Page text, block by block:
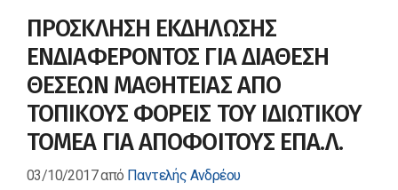
ΠΡΟΣΚΛΗΣΗ ΕΚΔΗΛΩΣΗΣ
ΕΝΔΙΑΦΕΡΟΝΤΟΣ ΓΙΑ ΔΙΑΘΕΣΗ
ΘΕΣΕΩΝ ΜΑΘΗΤΕΙΑΣ ΑΠΟ
ΤΟΠΙΚΟΥΣ ΦΟΡΕΙΣ ΤΟΥ ΙΔΙΩΤΙΚΟΥ
ΤΟΜΕΑ ΓΙΑ ΑΠΟΦΟΙΤΟΥΣ ΕΠΑ.Λ.
03/10/2017από Παντελής Ανδρέου